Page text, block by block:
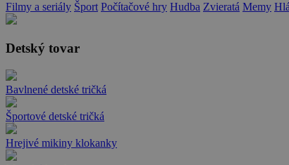
Filmy a seriály Šport Počítačové hry Hudba Zvieratá Memy
Detský tovar
Bavlnené detské tričká
Športové detské tričká
Hrejivé mikiny klokanky